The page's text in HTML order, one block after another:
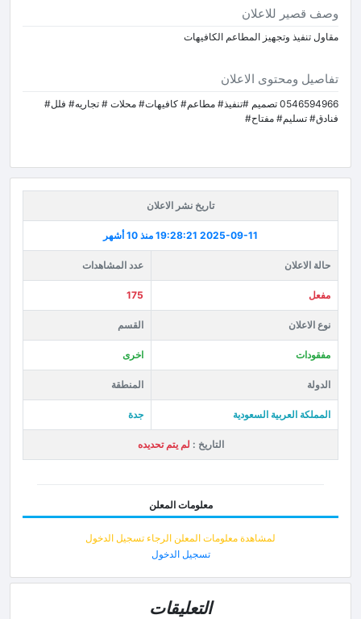
وصف قصير للاعلان
مقاول تنفيذ وتجهيز المطاعم الكافيهات
تفاصيل ومحتوى الاعلان
0546594966 تصميم #تنفيذ# مطاعم# كافيهات# محلات # تجاريه# فلل#
فنادق# تسليم# مفتاح#
تاريخ نشر الاعلان
2025-09-11 19:28:21 منذ 10 أشهر
حالة الاعلان عدد المشاهدات
مفعل 175
نوع الاعلان القسم
مفقودات اخرى
الدولة المنطقة
المملكة العربية السعودية جدة
التاريخ : لم يتم تحديده
معلومات المعلن
لمشاهدة معلومات المعلن الرجاء تسجيل الدخول
تسجيل الدخول
التعليقات